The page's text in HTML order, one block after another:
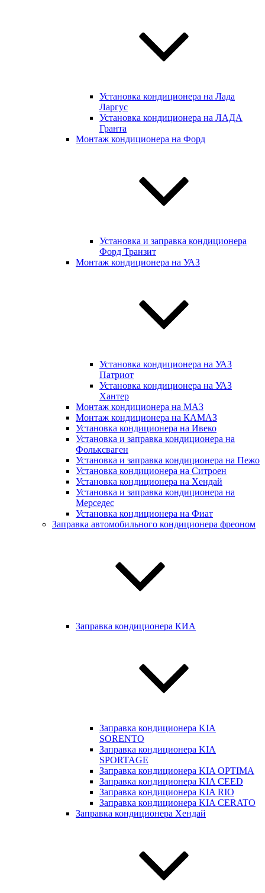
Установка кондиционера на Лада
Ларгус
Установка кондиционера на ЛАДА
Гранта
Монтаж кондиционера на Форд
Установка и заправка кондиционера
Форд Транзит
Монтаж кондиционера на УАЗ
Установка кондиционера на УАЗ
Патриот
Установка кондиционера на УАЗ
Хантер
Монтаж кондиционера на МАЗ
Монтаж кондиционера на КАМАЗ
Установка кондиционера на Ивеко
Установка и заправка кондиционера на
Фольксваген
Установка и заправка кондиционера на Пежо
Установка кондиционера на Ситроен
Установка кондиционера на Хендай
Установка и заправка кондиционера на
Мерседес
Установка кондиционера на Фиат
Заправка автомобильного кондиционера фреоном
Заправка кондиционера КИА
Заправка кондиционера KIA
SORENTO
Заправка кондиционера KIA
SPORTAGE
Заправка кондиционера KIA OPTIMA
Заправка кондиционера KIA CEED
Заправка кондиционера KIA RIO
Заправка кондиционера KIA CERATO
Заправка кондиционера Хендай